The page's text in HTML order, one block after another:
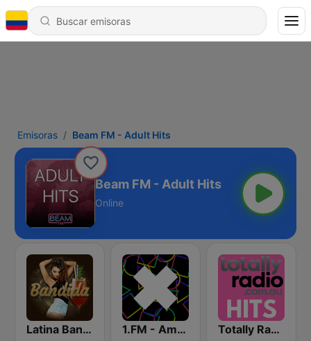
Emisoras Beam FM - Adult Hits
Beam FM - Adult Hits
Online
Latina Bandida! 1.FM - Amsterdam Trance Totally Radio Hits